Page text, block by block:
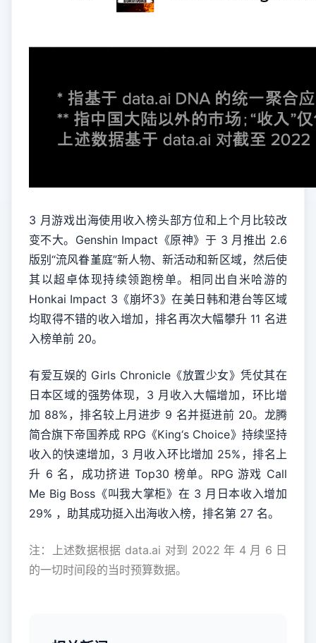
3 月游戏出海使用收入榜头部方位和上个月比较改
变不大。Genshin Impact《原神》于 3 月推出 2.6
版别“流风眷堇庭”新人物、新活动和新区域，然后使
其以超卓体现持续领跑榜单。相同出自米哈游的
Honkai Impact 3《崩坏3》在美日韩和港台等区域
均取得不错的收入增加，排名再次大幅攀升 11 名进
入榜单前 20。
有爱互娱的 Girls Chronicle《放置少女》凭仗其在
日本区域的强势体现，3 月收入大幅增加，环比增
加 88%，排名较上月进步 9 名并挺进前 20。龙腾
简合旗下帝国养成 RPG《King‘s Choice》持续坚持
收入的快速增加，3 月收入环比增加 25%，排名上
升 6 名，成功挤进 Top30 榜单。RPG 游戏 Call
Me Big Boss《叫我大掌柜》在 3 月日本收入增加
29% ，助其成功挺入出海收入榜，排名第 27 名。
注：上述数据根据 data.ai 对到 2022 年 4 月 6 日
的一切时间段的当时预算数据。